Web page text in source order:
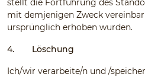
stellt die Fortführung des
mit demjenigen Zweck
ursprünglich erhoben wurden.
4. Löschung
Ich/wir verarbeite/n und /